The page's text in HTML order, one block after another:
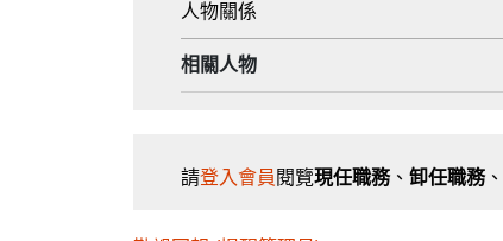
人物關係
相關人物
請登入會員 閱覽現任職務、 卸任職務、